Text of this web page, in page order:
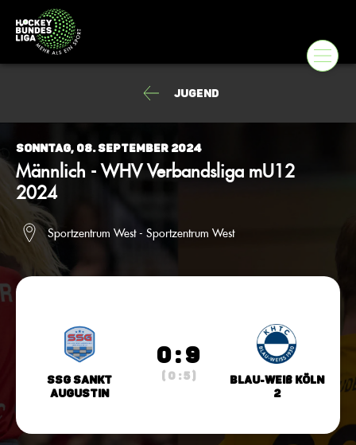
Jugend
Sonntag, 08. September 2024
Männlich - WHV Verbandsliga mU12
2024
Sportzentrum West - Sportzentrum West
SSG Sankt
Augustin
0 : 9
( 0 : 5 )
Blau-Weiß Köln
2